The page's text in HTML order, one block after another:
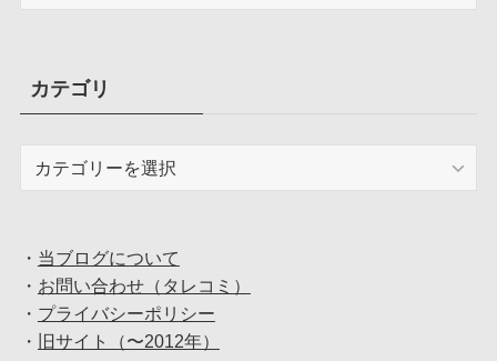
ブカテゴリ
・ 当ブログについて
・ お問い合わせ（タレコミ）
・ プライバシーポリシー
・
旧サイト（〜2012年）